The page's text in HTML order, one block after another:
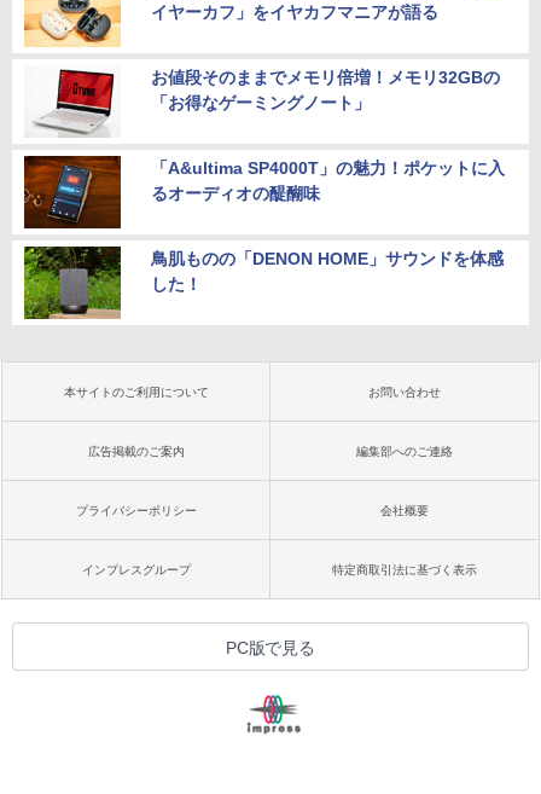
イヤーカフ」をイヤカフマニアが語る
お値段そのままでメモリ倍増！メモリ32GBの
「お得なゲーミングノート」
「A&ultima SP4000T」の魅力！ポケットに入
るオーディオの醍醐味
鳥肌ものの「DENON HOME」サウンドを体感
した！
本サイトのご利用について お問い合わせ
広告掲載のご案内 編集部へのご連絡
プライバシーポリシー 会社概要
インプレスグループ 特定商取引法に基づく表示
PC版で見る